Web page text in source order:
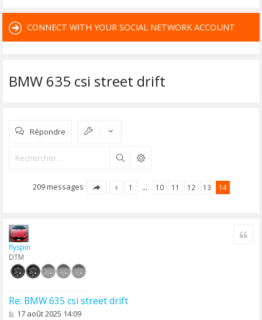
CONNECT WITH YOUR SOCIAL NETWORK ACCOUNT
BMW 635 csi street drift
Répondre
Rechercher
209 messages 1 … 10 11 12 13 14
flyspin
DTM
Re: BMW 635 csi street drift
M17 août 2025 14:09